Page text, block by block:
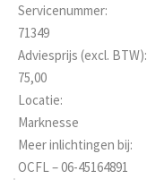
Servicenummer:
71349
Adviesprijs (excl. BTW):
75,00
Locatie:
Marknesse
Meer inlichtingen bij:
OCFL – 06-45164891